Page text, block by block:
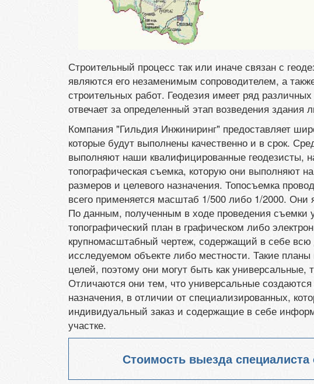
Строительный процесс так или иначе связан с
являются его незаменимым сопроводителем, а
строительных работ. Геодезия имеет ряд
отвечает за определенный этап возведения здания
Компания "Гильдия Инжиниринг" предоставляет
которые будут выполнены качественно и в срок.
выполняют наши квалифицированные геодезисты,
топографическая съемка, которую они выполняют
размеров и целевого назначения. Топосъемка
всего применяется масштаб 1/500 либо 1/2000.
По данным, полученным в ходе проведения съемки
топографический план в графическом либо
крупномасштабный чертеж, содержащий в себе
исследуемом объекте либо местности. Такие
целей, поэтому они могут быть как универсальные,
Отличаются они тем, что универсальные
назначения, в отличии от специализированных,
индивидуальный заказ и содержащие в себе
участке.
Стоимость выезда специалиста